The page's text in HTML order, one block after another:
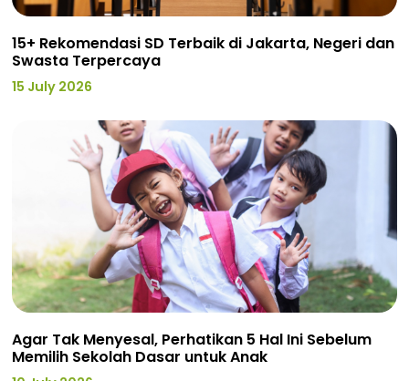
15+ Rekomendasi SD Terbaik di Jakarta, Negeri dan
Swasta Terpercaya
15 July 2026
Agar Tak Menyesal, Perhatikan 5 Hal Ini Sebelum
Memilih Sekolah Dasar untuk Anak